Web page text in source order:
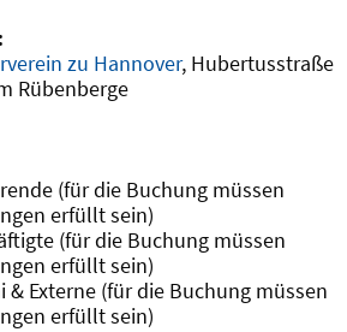
zu Hannover, Hubertusstraße
Rübenberge
(für die Buchung müssen
erfüllt sein)
(für die Buchung müssen
erfüllt sein)
& Externe (für die Buchung müssen
erfüllt sein)